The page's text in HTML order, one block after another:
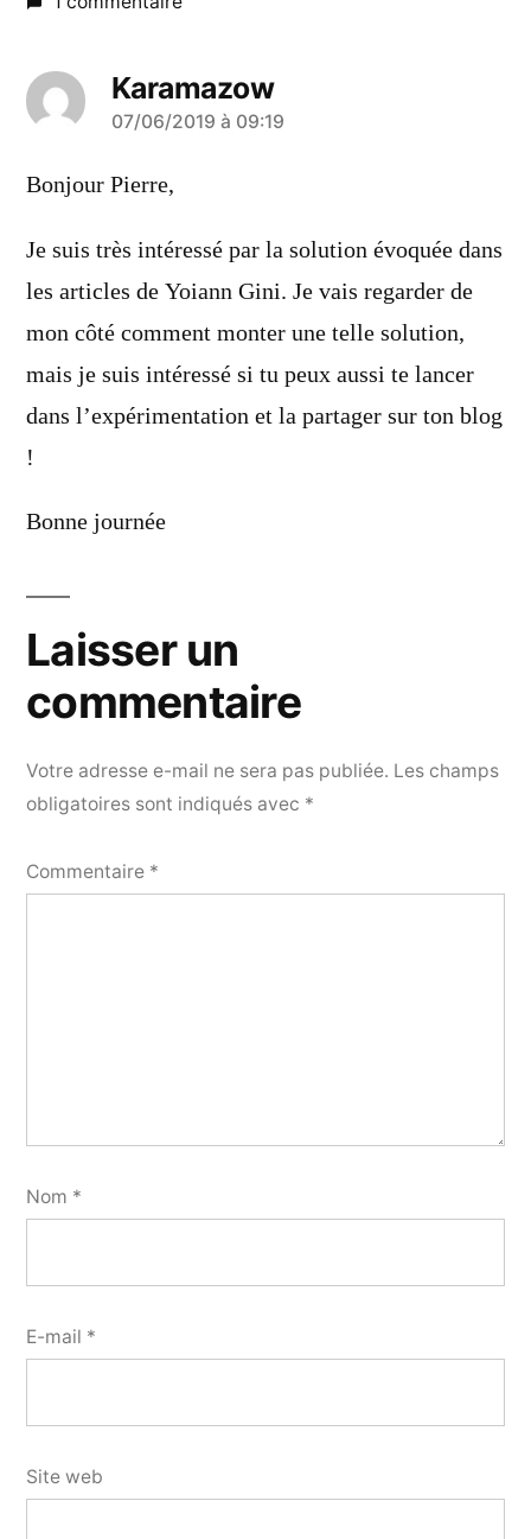
Karamazow
a
dit :
07/06/2019 à 09:19
Bonjour Pierre,
Je suis très intéressé par la solution évoquée dans
les articles de Yoiann Gini. Je vais regarder de
mon côté comment monter une telle solution,
mais je suis intéressé si tu peux aussi te lancer
dans l’expérimentation et la partager sur ton blog
!
Bonne journée
Laisser un
commentaire
Votre adresse e-mail ne sera pas publiée. Les champs
obligatoires sont indiqués avec *
Commentaire *
Nom *
E-mail *
Site web